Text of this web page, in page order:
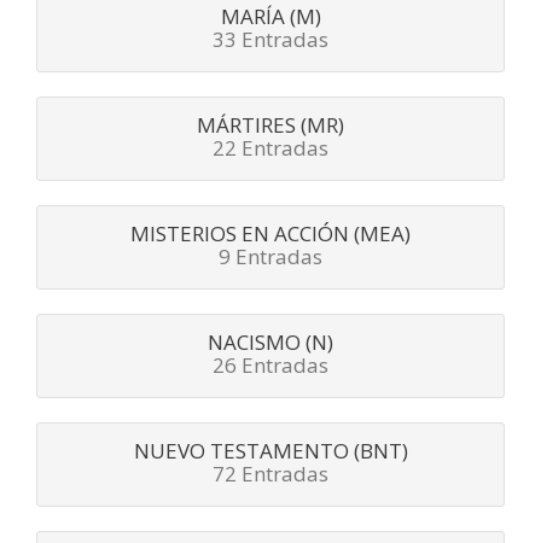
MARÍA (M)
33 Entradas
MÁRTIRES (MR)
22 Entradas
MISTERIOS EN ACCIÓN (MEA)
9 Entradas
NACISMO (N)
26 Entradas
NUEVO TESTAMENTO (BNT)
72 Entradas